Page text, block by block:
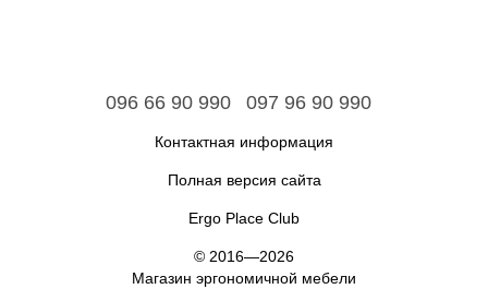
096 66 90 990 097 96 90 990
Контактная информация
Полная версия сайта
Ergo Place Club
© 2016—2026
Магазин эргономичной мебели